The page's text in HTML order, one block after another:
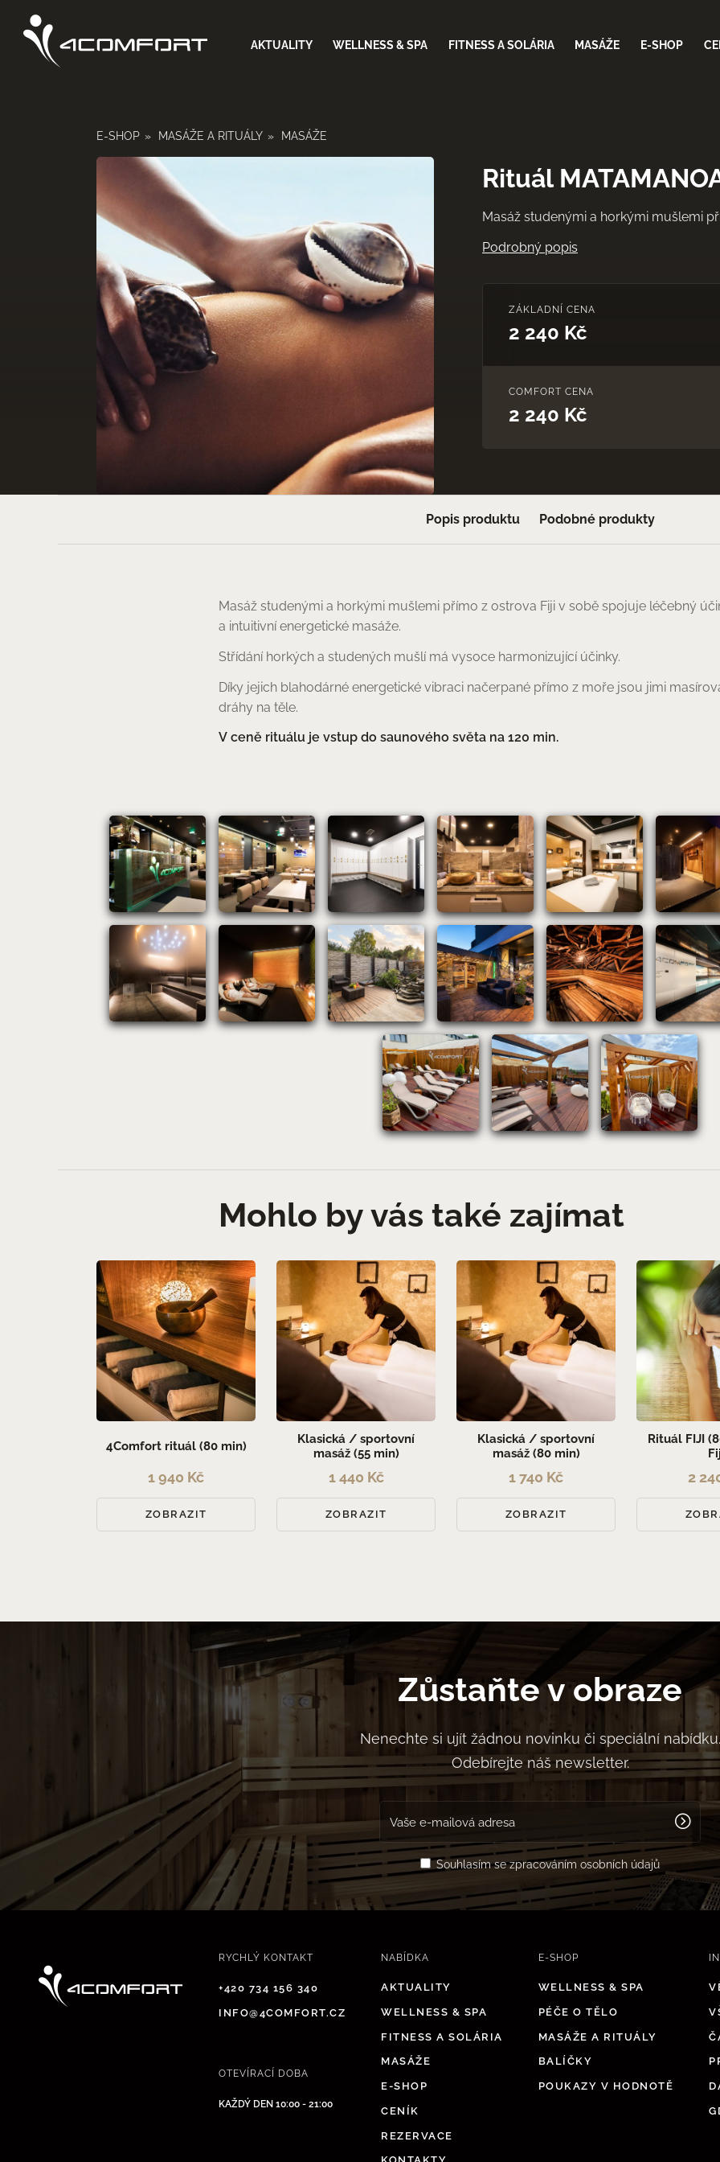
AKTUALITY WELLNESS & SPA FITNESS A SOLÁRIA MASÁŽE E-SHOP
AKTUALITY
WELLNESS & SPA
FITNESS A SOLÁRIA
MASÁŽE
E-SHOP
CENÍK
REZERVACE
KONTAKTY
E-SHOP MASÁŽE A RITUÁLY MASÁŽE
Rituál
Masáž studenými a horkými mušlemi
Podrobný popis
ZÁKLADNÍ CENA
2 240 Kč
COMFORT CENA
2 240 Kč
Popis produktu Podobné produkty
Masáž studenými a horkými mušlemi přímo z ostrova Fiji v sobě spojuje léčebný
a intuitivní energetické masáže.
Střídání horkých a studených mušlí má vysoce harmonizující účinky.
Díky jejich blahodárné energetické vibraci načerpané přímo z moře jsou jimi
dráhy na těle.
V ceně rituálu je vstup do saunového světa na 120 min.
Mohlo by vás také zajímat
4Comfort rituál (80 min)
1 940 Kč
ZOBRAZIT
Klasická / sportovní
masáž (55 min)
1 440 Kč
ZOBRAZIT
Klasická / sportovní
masáž (80 min)
1 740 Kč
ZOBRAZIT
Rituál FIJI
2
Zůstaňte v obraze
Nenechte si ujít žádnou novinku či speciální nabídku.
Odebírejte náš newsletter.
Souhlasím se zpracováním osobních údajů
RYCHLÝ KONTAKT
+420 734 156 340
INFO@4COMFORT.CZ
OTEVÍRACÍ DOBA
KAŽDÝ DEN 10:00 - 21:00
NABÍDKA
AKTUALITY
WELLNESS & SPA
FITNESS A SOLÁRIA
MASÁŽE
E-SHOP
CENÍK
REZERVACE
E-SHOP
WELLNESS & SPA
PÉČE O TĚLO
MASÁŽE A RITUÁLY
BALÍČKY
POUKAZY V HODNOTĚ